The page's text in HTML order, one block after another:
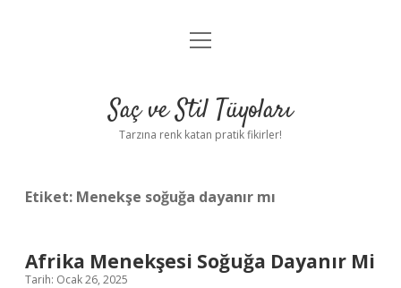
Anasayfa
Yasal Uyarı
menüyü
Saç ve Stil Tüyoları
Tarzına renk katan pratik fikirler!
Etiket: Menekşe soğuğa dayanır mı
Afrika Menekşesi Soğuğa Dayanır Mi
Tarih: Ocak 26, 2025